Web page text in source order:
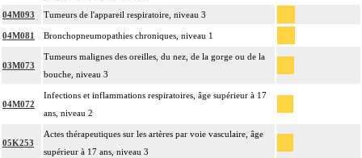
04M093 Tumeurs de l'appareil respiratoire, niveau 3
04M081 Bronchopneumopathies chroniques, niveau 1
03M073
Tumeurs malignes des oreilles, du nez, de la gorge ou de la
bouche, niveau 3
04M072
Infections et inflammations respiratoires, âge supérieur à 17
ans, niveau 2
05K253
Actes thérapeutiques sur les artères par voie vasculaire, âge
supérieur à 17 ans, niveau 3